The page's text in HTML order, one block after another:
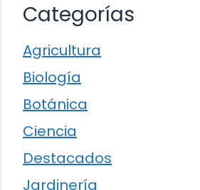
Categorías
Agricultura
Biología
Botánica
Ciencia
Destacados
Jardinería